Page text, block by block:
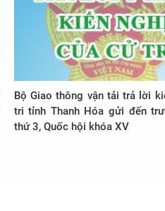
Bộ Giao thông vận tải trả lời
tri tỉnh Thanh Hóa gửi đến trước kỳ họp
thứ 3, Quốc hội khóa XV